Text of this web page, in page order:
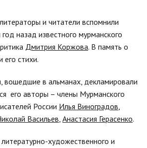
и читатели вспомнили
назад известного мурманского
Дмитрия Коржова. В память о
стихи.
вошедшие в альманах, декламировали
его авторы –­ члены Мурманского
России Илья Виноградов,
Васильев, Анастасия Герасенко.
художественного и